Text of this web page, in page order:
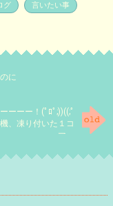
グ 言いたい事
に
ーーー！(ﾟﾛﾟ;))((;ﾟ
、凍り付いた１コ
マ～